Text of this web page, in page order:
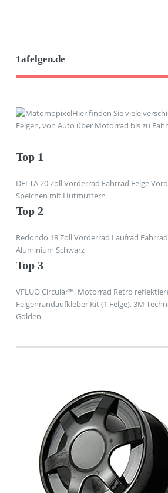
1afelgen.de
Hier finden Sie viele
Felgen, von Auto über Motorrad bis zu
Top 1
DELTA 20 Zoll Vorderrad Fahrrad Felge
Speichen mit Hutmuttern
Top 2
Redondo 18 Zoll Vorderrad Laufrad
Aluminium Schwarz
Top 3
VFLUO Circular™, Motorrad Retro
Felgenrandaufkleber Kit (1 Felge), 3M
Golden